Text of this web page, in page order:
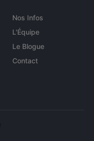
Nos Infos
L'Équipe
Le Blogue
Contact